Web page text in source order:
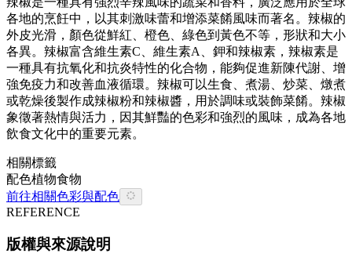
各地的烹飪中，以其刺激味蕾和增添菜餚風味而著名。辣椒的
外皮光滑，顏色從鮮紅、橙色、綠色到黃色不等，形狀和大小
各異。辣椒富含維生素C、維生素A、鉀和辣椒素，辣椒素是
一種具有抗氧化和抗炎特性的化合物，能夠促進新陳代謝、增
強免疫力和改善血液循環。辣椒可以生食、煮湯、炒菜、燉煮
或乾燥後製作成辣椒粉和辣椒醬，用於調味或裝飾菜餚。辣椒
象徵著熱情與活力，因其鮮豔的色彩和強烈的風味，成為各地
飲食文化中的重要元素。
相關標籤
配色植物食物
前往相關色彩與配色
REFERENCE
版權與來源說明